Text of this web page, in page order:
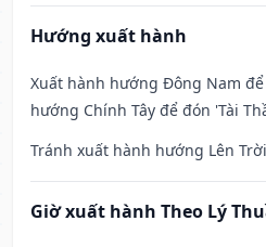
Hướng xuất hành
Xuất hành hướng Đông Nam
hướng Chính Tây để đón 'Tài
Tránh xuất hành hướng Lên
Giờ xuất hành Theo Lý